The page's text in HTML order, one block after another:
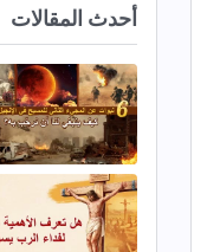
أحدث المقالات